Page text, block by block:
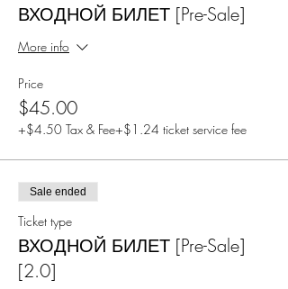
ВХОДНОЙ БИЛЕТ [Pre-Sale]
More info
Price
$45.00
+$4.50 Tax & Fee+$1.24 ticket service fee
Sale ended
Ticket type
ВХОДНОЙ БИЛЕТ [Pre-Sale]
[2.0]